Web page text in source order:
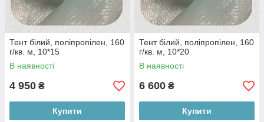
Тент білий, поліпропілен, 160
г/кв. м, 10*15
В наявності
4 950 ₴
Купити
Тент білий, поліпропілен, 160
г/кв. м, 10*20
В наявності
6 600 ₴
Купити